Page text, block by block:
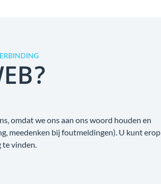
omdat we ons aan ons woord houden en
meedenken bij foutmeldingen). U kunt erop
te vinden.